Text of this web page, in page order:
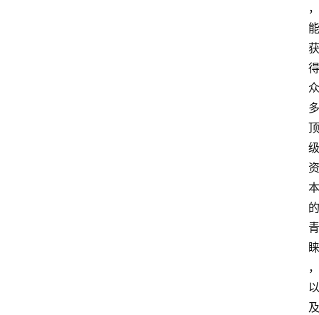
，
能
获
得
众
多
顶
级
资
本
的
青
睐
，
以
及